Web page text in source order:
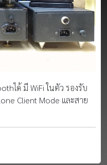
ได้ มี WiFi ในตัว รองรับ
Client Mode และสาย